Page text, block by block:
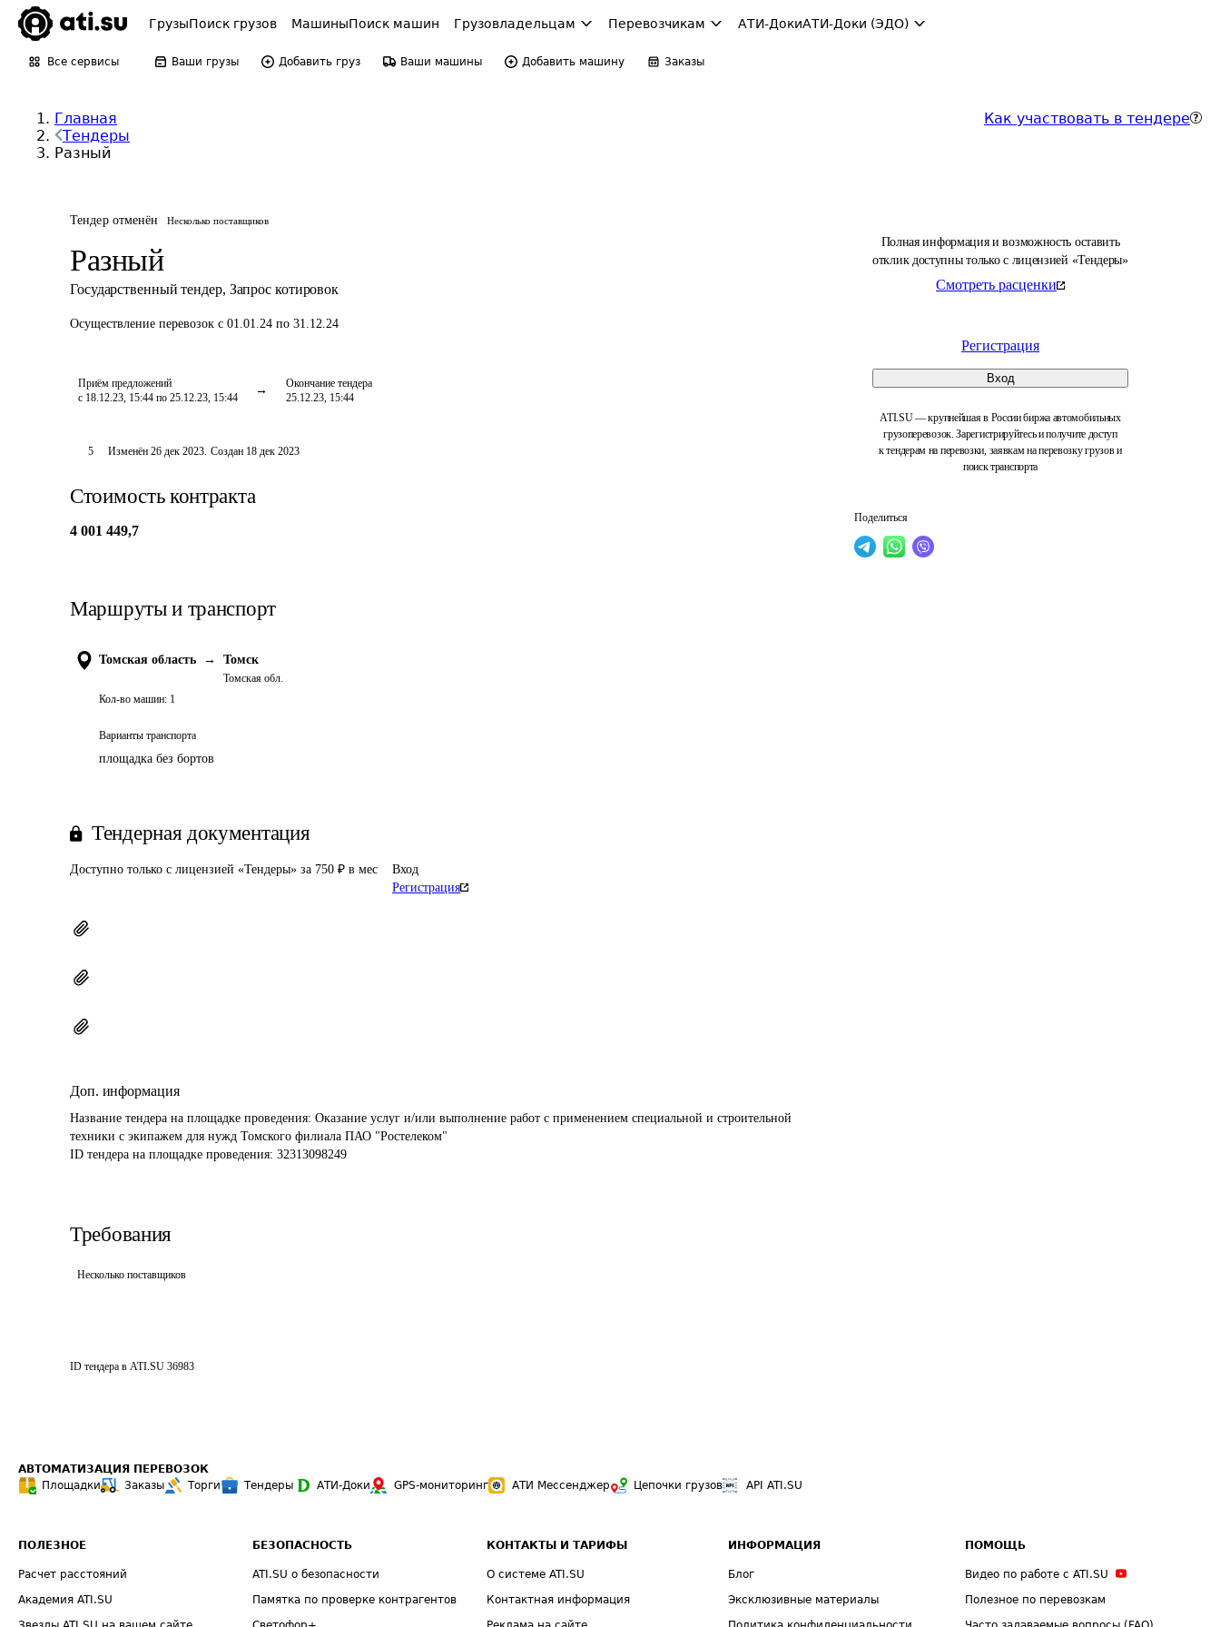
ГрузыПоиск грузов МашиныПоиск машин Грузовладельцам Перевозчикам АТИ-ДокиАТИ-Доки (ЭДО)
Все сервисы Ваши грузы Добавить груз Ваши машины Добавить машину Заказы
Главная
Тендеры
Разный
Как участвовать в тендере
Тендер отменён Несколько поставщиков
Разный
Государственный тендер, Запрос котировок
Осуществление перевозок с 01.01.24 по 31.12.24
Приём предложений
с 18.12.23, 15:44 по 25.12.23, 15:44
Окончание тендера
25.12.23, 15:44
Полная информация и возможность оставить
отклик доступны только с лицензией «Тендеры»
Смотреть расценки
Регистрация
Вход
ATI.SU — крупнейшая в России биржа автомобильных
грузоперевозок. Зарегистрируйтесь и получите доступ
к тендерам на перевозки, заявкам на перевозку грузов и
поиск транспорта
Поделиться
5 Изменён 26 дек 2023. Создан 18 дек 2023
Стоимость контракта
4 001 449,7
Маршруты и транспорт
Томская область → Томск
Томская обл.
Кол-во машин: 1
Варианты транспорта
площадка без бортов
Тендерная документация
Доступно только с лицензией «Тендеры» за 750 ₽ в мес
Вход
Регистрация
Доп. информация
Название тендера на площадке проведения: Оказание услуг и/или выполнение работ с применением специальной и строительной
техники с экипажем для нужд Томского филиала ПАО "Ростелеком"
ID тендера на площадке проведения: 32313098249
Требования
Несколько поставщиков
ID тендера в ATI.SU 36983
АВТОМАТИЗАЦИЯ ПЕРЕВОЗОК
Площадки
Заказы Торги Тендеры АТИ-Доки GPS-мониторинг АТИ Мессенджер Цепочки грузов API ATI.SU
ПОЛЕЗНОЕ
Расчет расстояний
Академия ATI.SU
БЕЗОПАСНОСТЬ
ATI.SU о безопасности
Памятка по проверке контрагентов
КОНТАКТЫ И ТАРИФЫ
О системе ATI.SU
Контактная информация
ИНФОРМАЦИЯ
Блог
Эксклюзивные материалы
ПОМОЩЬ
Видео по работе с ATI.SU
Полезное по перевозкам